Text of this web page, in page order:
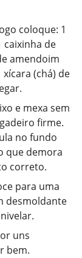
coloque: 1
caixinha de
amendoim
(chá) de
e mexa sem
firme.
no fundo
que demora
correto.
para uma
desmoldante
uns
bem.